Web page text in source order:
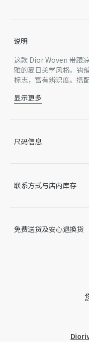
说明
这款 Dior Woven 带跟
雅的夏日美学风格。钩
标志，富有辨识度。搭
主体：科技面料
内底饰以 Dior
鞋底饰以 Dior 压花标
产品图片可能与产品实
显示更多
尺码信息
联系方式与店内库存
免费送货及安心退换货